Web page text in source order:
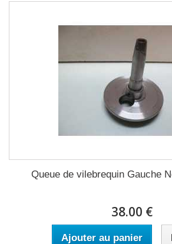
Queue de vilebrequin Gauche
38.00 €
Ajouter au panier